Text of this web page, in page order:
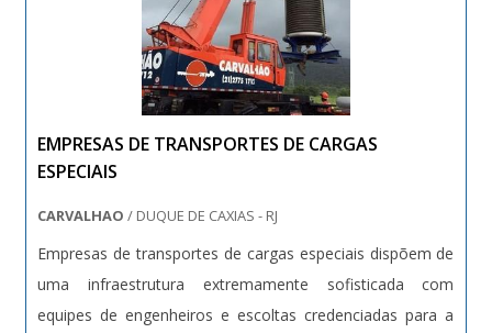
EMPRESAS DE TRANSPORTES DE CARGAS
ESPECIAIS
CARVALHAO/ DUQUE DE CAXIAS - RJ
Empresas de transportes de cargas especiais dispõem de
uma infraestrutura extremamente sofisticada com
equipes de engenheiros e escoltas credenciadas para a